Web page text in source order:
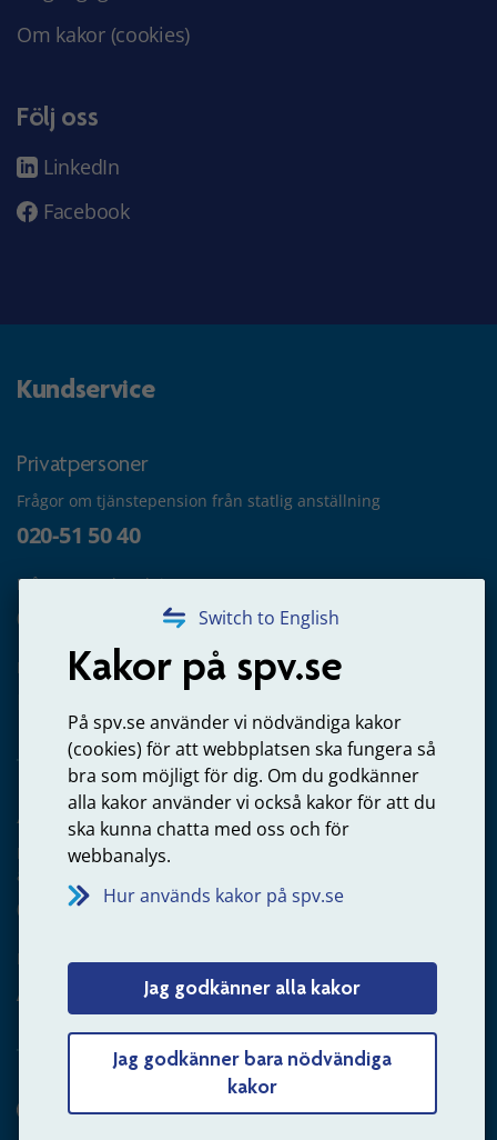
Switch to English
Kakor på spv.se
På spv.se använder vi nödvändiga kakor
(cookies) för att webbplatsen ska fungera så
bra som möjligt för dig. Om du godkänner
alla kakor använder vi också kakor för att du
ska kunna chatta med oss och för
webbanalys.
Hur används kakor på spv.se
Jag godkänner alla kakor
Jag godkänner bara nödvändiga
kakor
Om kakor (cookies)
Följ oss
LinkedIn
Facebook
Kundservice
Privatpersoner
Frågor om tjänstepension från statlig anställning
020-51 50 40
Frågor om utbetalning
020-65 00 65
Kontakta oss
Arbetsgivare
Frågor om administration av tjänstepension från statlig
anställning
060-18 75 03
Kontakta oss
Arbetsgivare – skicka mejl till oss
Hitta svaret på din fråga